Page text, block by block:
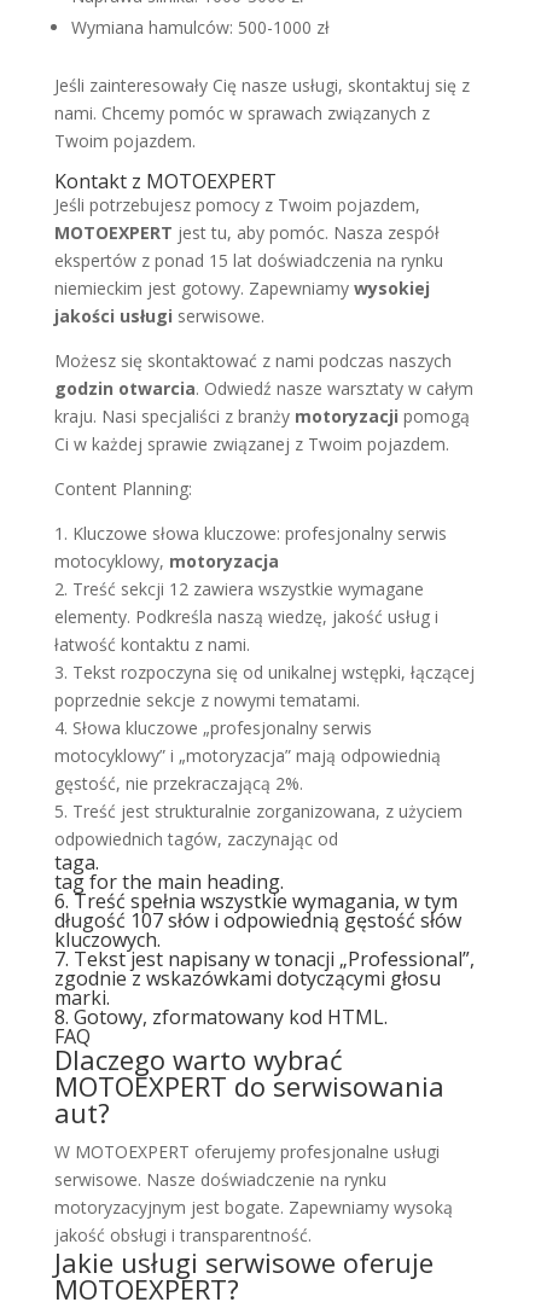
Wymiana hamulców: 500-1000 zł
Jeśli zainteresowały Cię nasze usługi, skontaktuj się z
nami. Chcemy pomóc w sprawach związanych z
Twoim pojazdem.
Kontakt z MOTOEXPERT
Jeśli potrzebujesz pomocy z Twoim pojazdem,
MOTOEXPERT jest tu, aby pomóc. Nasza zespół
ekspertów z ponad 15 lat doświadczenia na rynku
niemieckim jest gotowy. Zapewniamy wysokiej
jakości usługi serwisowe.
Możesz się skontaktować z nami podczas naszych
godzin otwarcia. Odwiedź nasze warsztaty w całym
kraju. Nasi specjaliści z branży motoryzacji pomogą
Ci w każdej sprawie związanej z Twoim pojazdem.
Content Planning:
1. Kluczowe słowa kluczowe: profesjonalny serwis
motocyklowy, motoryzacja
2. Treść sekcji 12 zawiera wszystkie wymagane
elementy. Podkreśla naszą wiedzę, jakość usług i
łatwość kontaktu z nami.
3. Tekst rozpoczyna się od unikalnej wstępki, łączącej
poprzednie sekcje z nowymi tematami.
4. Słowa kluczowe „profesjonalny serwis
motocyklowy” i „motoryzacja” mają odpowiednią
gęstość, nie przekraczającą 2%.
5. Treść jest strukturalnie zorganizowana, z użyciem
odpowiednich tagów, zaczynając od
taga.
tag for the main heading.
6. Treść spełnia wszystkie wymagania, w tym
długość 107 słów i odpowiednią gęstość słów
kluczowych.
7. Tekst jest napisany w tonacji „Professional”,
zgodnie z wskazówkami dotyczącymi głosu
marki.
8. Gotowy, zformatowany kod HTML.
FAQ
Dlaczego warto wybrać
MOTOEXPERT do serwisowania
aut?
W MOTOEXPERT oferujemy profesjonalne usługi
serwisowe. Nasze doświadczenie na rynku
motoryzacyjnym jest bogate. Zapewniamy wysoką
jakość obsługi i transparentność.
Jakie usługi serwisowe oferuje
MOTOEXPERT?